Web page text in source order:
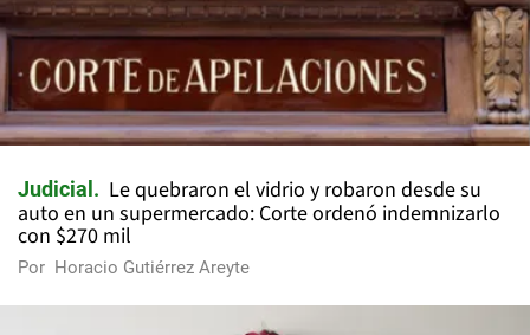
Judicial
Le quebraron el vidrio y robaron desde su
auto en un supermercado: Corte ordenó indemnizarlo
con $270 mil
Por Horacio Gutiérrez Areyte